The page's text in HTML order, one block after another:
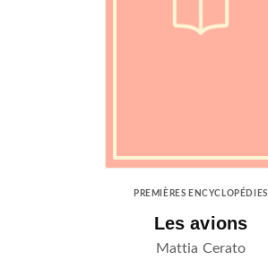
PREMIÈRES ENCYCLOPÉDIES
Les avions
Mattia Cerato